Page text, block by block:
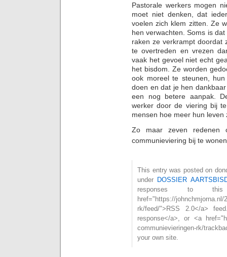
Pastorale werkers mogen
moet niet denken, dat
voelen zich klem zitten. Ze
hen verwachten. Soms is
raken ze verkrampt doordat
te overtreden en vrezen
vaak het gevoel niet echt
het bisdom. Ze worden
ook moreel te steunen,
doen en dat je hen
een nog betere aanpak.
werker door de viering bij
mensen hoe meer hun leven
Zo maar zeven redenen
communieviering bij te
This entry was posted on
under DOSSIER
responses to
href="https://johnchmjorna.nl/
rk/feed/">RSS 2.0</a>
response</a>, or <a
communievieringen-rk/
your own site.